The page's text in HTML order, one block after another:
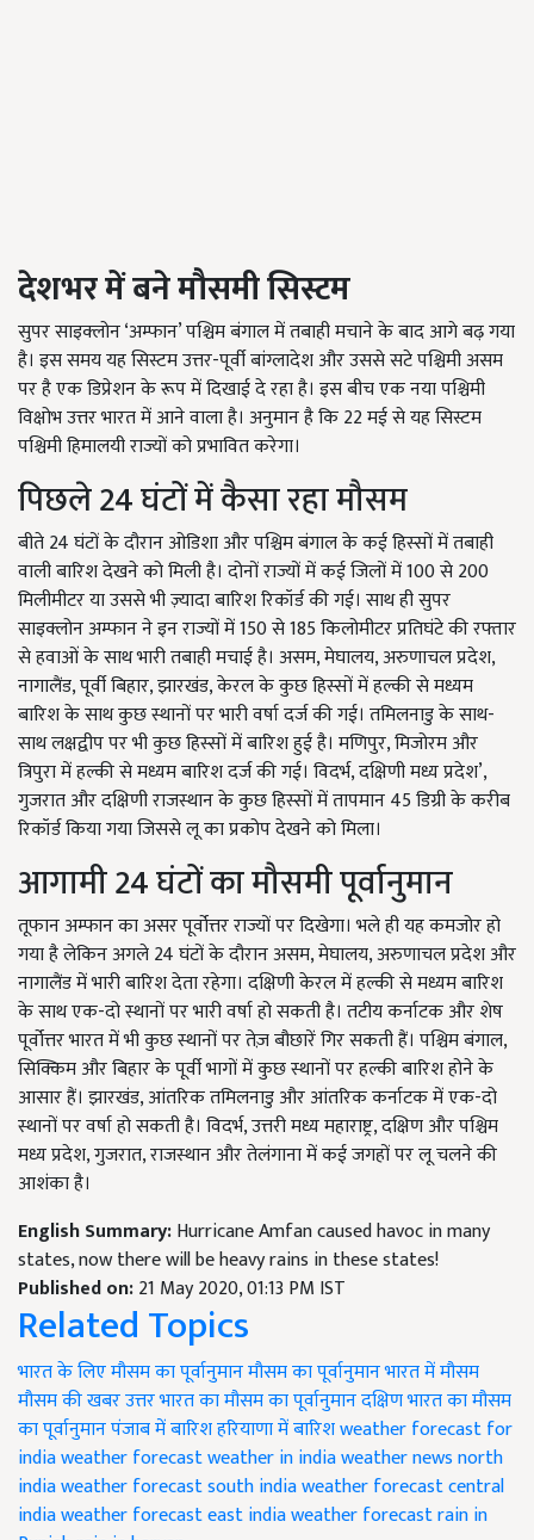
देशभर में बने मौसमी सिस्टम
सुपर साइक्लोन ‘अम्फान’ पश्चिम बंगाल में तबाही मचाने के बाद आगे बढ़ गया
है। इस समय यह सिस्टम उत्तर-पूर्वी बांग्लादेश और उससे सटे पश्चिमी असम
पर है एक डिप्रेशन के रूप में दिखाई दे रहा है। इस बीच एक नया पश्चिमी
विक्षोभ उत्तर भारत में आने वाला है। अनुमान है कि 22 मई से यह सिस्टम
पश्चिमी हिमालयी राज्यों को प्रभावित करेगा।
पिछले 24 घंटों में कैसा रहा मौसम
बीते 24 घंटों के दौरान ओडिशा और पश्चिम बंगाल के कई हिस्सों में तबाही
वाली बारिश देखने को मिली है। दोनों राज्यों में कई जिलों में 100 से 200
मिलीमीटर या उससे भी ज़्यादा बारिश रिकॉर्ड की गई। साथ ही सुपर
साइक्लोन अम्फान ने इन राज्यों में 150 से 185 किलोमीटर प्रतिघंटे की रफ्तार
से हवाओं के साथ भारी तबाही मचाई है। असम, मेघालय, अरुणाचल प्रदेश,
नागालैंड, पूर्वी बिहार, झारखंड, केरल के कुछ हिस्सों में हल्की से मध्यम
बारिश के साथ कुछ स्थानों पर भारी वर्षा दर्ज की गई। तमिलनाडु के साथ-
साथ लक्षद्वीप पर भी कुछ हिस्सों में बारिश हुई है। मणिपुर, मिजोरम और
त्रिपुरा में हल्की से मध्यम बारिश दर्ज की गई। विदर्भ, दक्षिणी मध्य प्रदेश’,
गुजरात और दक्षिणी राजस्थान के कुछ हिस्सों में तापमान 45 डिग्री के करीब
रिकॉर्ड किया गया जिससे लू का प्रकोप देखने को मिला।
आगामी 24 घंटों का मौसमी पूर्वानुमान
तूफान अम्फान का असर पूर्वोत्तर राज्यों पर दिखेगा। भले ही यह कमजोर हो
गया है लेकिन अगले 24 घंटों के दौरान असम, मेघालय, अरुणाचल प्रदेश और
नागालैंड में भारी बारिश देता रहेगा। दक्षिणी केरल में हल्की से मध्यम बारिश
के साथ एक-दो स्थानों पर भारी वर्षा हो सकती है। तटीय कर्नाटक और शेष
पूर्वोत्तर भारत में भी कुछ स्थानों पर तेज़ बौछारें गिर सकती हैं। पश्चिम बंगाल,
सिक्किम और बिहार के पूर्वी भागों में कुछ स्थानों पर हल्की बारिश होने के
आसार हैं। झारखंड, आंतरिक तमिलनाडु और आंतरिक कर्नाटक में एक-दो
स्थानों पर वर्षा हो सकती है। विदर्भ, उत्तरी मध्य महाराष्ट्र, दक्षिण और पश्चिम
मध्य प्रदेश, गुजरात, राजस्थान और तेलंगाना में कई जगहों पर लू चलने की
आशंका है।
English Summary:Hurricane Amfan caused havoc in many
states, now there will be heavy rains in these states!
Published on:21 May 2020, 01:13 PM IST
Related Topics
भारत के लिए मौसम का पूर्वानुमानमौसम का पूर्वानुमानभारत में मौसम
मौसम की खबरउत्तर भारत का मौसम का पूर्वानुमानदक्षिण भारत का मौसम
का पूर्वानुमानपंजाब में बारिशहरियाणा में बारिशweather forecast for
indiaweather forecastweather in indiaweather newsnorth
india weather forecastsouth india weather forecastcentral
india weather forecasteast india weather forecastrain in